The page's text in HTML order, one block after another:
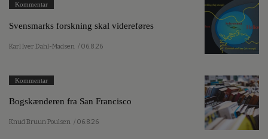
Kommentar
Svensmarks forskning skal videreføres
Karl Iver Dahl-Madsen / 06.8.26
Kommentar
Bogskænderen fra San Francisco
Knud Bruun Poulsen / 06.8.26